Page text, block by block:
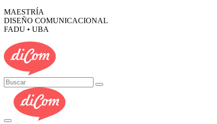
MAESTRÍA
DISEÑO COMUNICACIONAL
FADU • UBA